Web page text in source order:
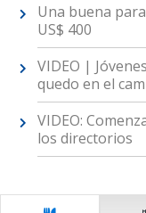
Una buena
US$ 400
VIDEO |
quedo en el
VIDEO:
los directorios